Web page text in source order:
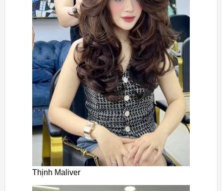
Thịnh Maliver